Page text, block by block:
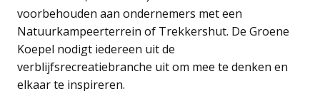
voorbehouden aan ondernemers met een
Natuurkampeerterrein of Trekkershut. De Groene
Koepel nodigt iedereen uit de
verblijfsrecreatiebranche uit om mee te denken en
elkaar te inspireren.